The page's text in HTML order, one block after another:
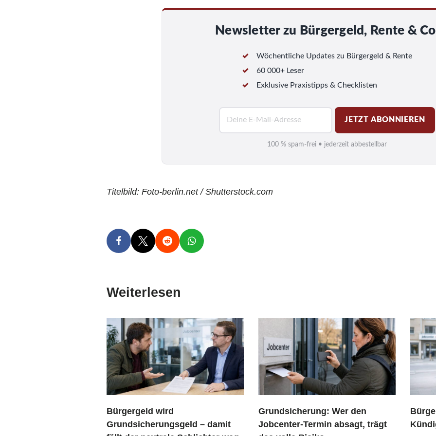
Newsletter zu Bürgergeld, Rente &
Wöchentliche Updates zu Bürgergeld & Rente
60 000+ Leser
Exklusive Praxistipps & Checklisten
i
*
JETZT ABONNIEREN
100 % spam-frei • jederzeit abbestellbar
Titelbild: Foto-berlin.net / Shutterstock.com
Weiterlesen
Bürgergeld wird
Grundsicherungsgeld – damit
Grundsicherung: Wer den
Jobcenter-Termin absagt, trägt